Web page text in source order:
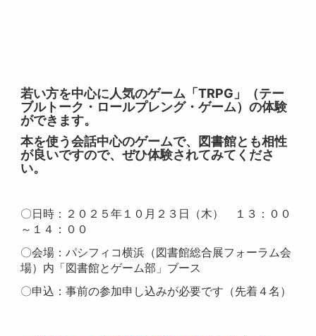
若い方を中心に人気のゲーム「TRPG」（テー
ブルトーク・ロールプレング・ゲーム）の体験
ができます。
本を使う会話中心のゲームで、図書館とも相性
が良いですので、ぜひ体験されてみてくださ
い。
〇日時：２０２５年１０月２３日（木） １３：００
～１４：００
〇会場：パシフィコ横浜（図書館総合展フォーラム会
場）内「図書館とゲーム部」ブース
〇申込：事前の参加申し込みが必要です（先着４名）